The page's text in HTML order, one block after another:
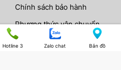
Chính sách bảo hành
Phương thức vận chuyển
AAV VIỆT NAM
Hotline 3 Zalo chat Bản đồ